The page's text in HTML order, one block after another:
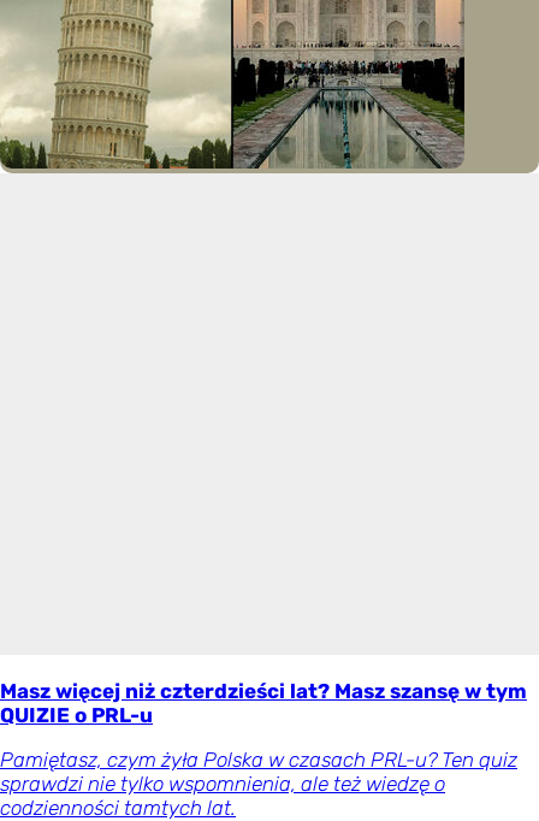
Masz więcej niż czterdzieści lat? Masz szansę w tym
QUIZIE o PRL-u
Pamiętasz, czym żyła Polska w czasach PRL-u? Ten quiz
sprawdzi nie tylko wspomnienia, ale też wiedzę o
codzienności tamtych lat.